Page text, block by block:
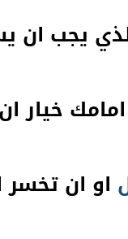
يجب ان
خيار
او ان تخسر